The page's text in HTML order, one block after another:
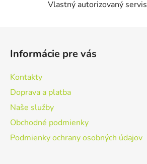
Vlastný autorizovaný servis
Informácie pre vás
Kontakty
Doprava a platba
Naše služby
Obchodné podmienky
Podmienky ochrany osobných údajov